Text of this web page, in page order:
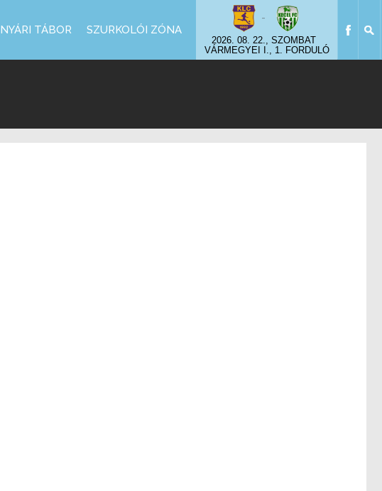
-
2026. 08. 22., SZOMBAT
VÁRMEGYEI I., 1. FORDULÓ
NYÁRI TÁBOR SZURKOLÓI ZÓNA